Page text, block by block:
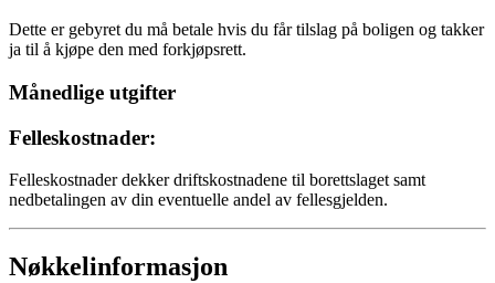
Dette er gebyret du må betale hvis du får tilslag på boligen og takker
ja til å kjøpe den med forkjøpsrett.
Månedlige utgifter
Felleskostnader:
Felleskostnader dekker driftskostnadene til borettslaget samt
nedbetalingen av din eventuelle andel av fellesgjelden.
Nøkkelinformasjon